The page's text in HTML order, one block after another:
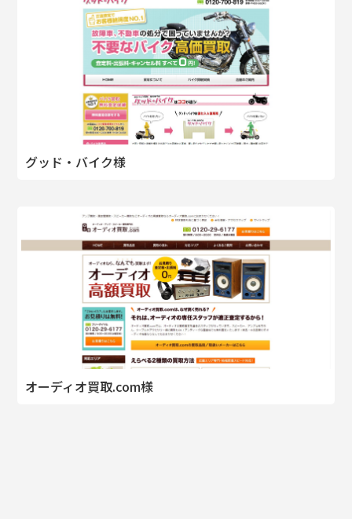
グッド・バイク様
オーディオ買取.com様